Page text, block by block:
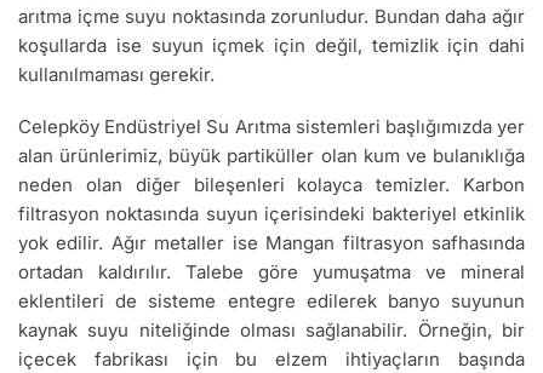
arıtma içme suyu noktasında zorunludur. Bundan daha ağır
koşullarda ise suyun içmek için değil, temizlik için dahi
kullanılmaması gerekir.
Celepköy Endüstriyel Su Arıtma sistemleri başlığımızda yer
alan ürünlerimiz, büyük partiküller olan kum ve bulanıklığa
neden olan diğer bileşenleri kolayca temizler. Karbon
filtrasyon noktasında suyun içerisindeki bakteriyel etkinlik
yok edilir. Ağır metaller ise Mangan filtrasyon safhasında
ortadan kaldırılır. Talebe göre yumuşatma ve mineral
eklentileri de sisteme entegre edilerek banyo suyunun
kaynak suyu niteliğinde olması sağlanabilir. Örneğin, bir
içecek fabrikası için bu elzem ihtiyaçların başında